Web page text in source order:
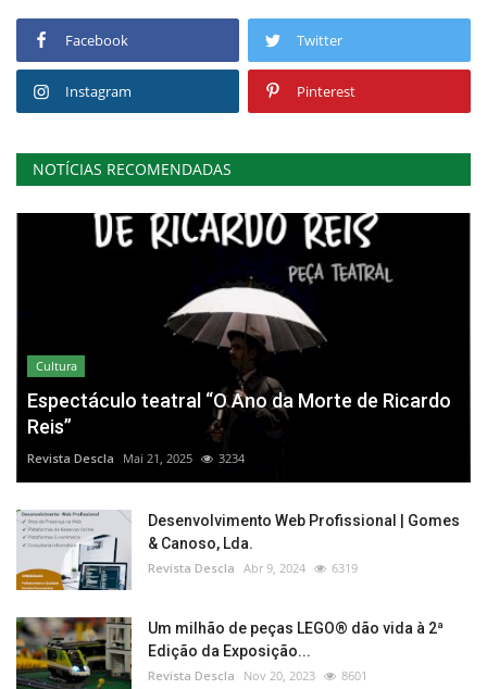
Facebook Twitter
Instagram Pinterest
NOTÍCIAS RECOMENDADAS
Cultura
Espectáculo teatral “O Ano da Morte de Ricardo
Reis”
Revista Descla Mai 21, 2025 3234
Desenvolvimento Web Profissional | Gomes
& Canoso, Lda.
Revista Descla Abr 9, 2024 6319
Um milhão de peças LEGO® dão vida à 2ª
Edição da Exposição...
Revista Descla Nov 20, 2023 8601